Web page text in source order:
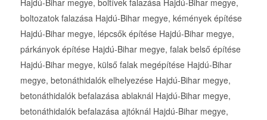
Hajdú-Bihar megye, boltívek falazása Hajdú-Bihar megye,
boltozatok falazása Hajdú-Bihar megye, kémények építése
Hajdú-Bihar megye, lépcsők építése Hajdú-Bihar megye,
párkányok építése Hajdú-Bihar megye, falak belső építése
Hajdú-Bihar megye, külső falak megépítése Hajdú-Bihar
megye, betonáthidalók elhelyezése Hajdú-Bihar megye,
betonáthidalók befalazása ablaknál Hajdú-Bihar megye,
betonáthidalók befalazása ajtóknál Hajdú-Bihar megye,